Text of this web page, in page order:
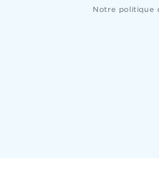
Notre politique